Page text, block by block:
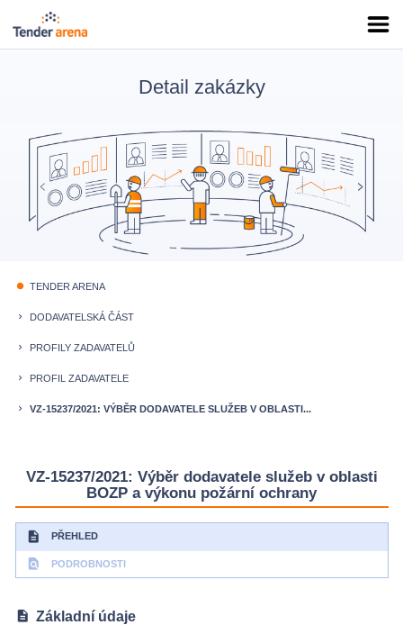
Detail zakázky
fiber_manual_record TENDER ARENA
keyboard_arrow_right DODAVATELSKÁ ČÁST
keyboard_arrow_right PROFILY ZADAVATELŮ
keyboard_arrow_right PROFIL ZADAVATELE
keyboard_arrow_right VZ-15237/2021: VÝBĚR DODAVATELE SLUŽEB V OBLASTI...
VZ-15237/2021: Výběr dodavatele služeb v oblasti
BOZP a výkonu požární ochrany
description PŘEHLED
find_in_page PODROBNOSTI
description Základní údaje